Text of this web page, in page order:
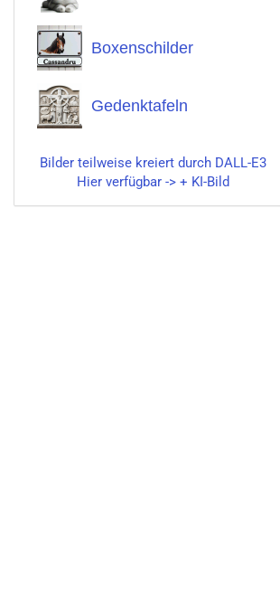
Boxenschilder
Gedenktafeln
Bilder teilweise kreiert durch DALL-E3
Hier verfügbar -> + KI-Bild